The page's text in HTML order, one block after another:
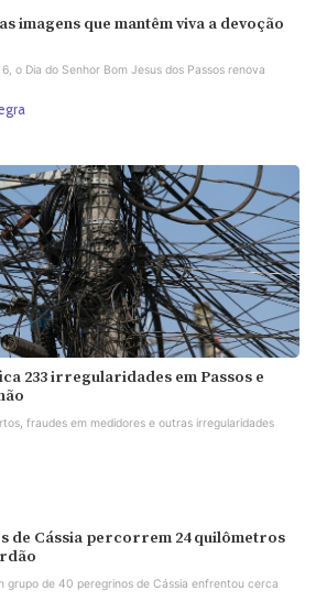
imagens que mantêm viva a devoção
o Dia do Senhor Bom Jesus dos Passos renova
233 irregularidades em Passos e
fraudes em medidores e outras irregularidades
de Cássia percorrem 24 quilômetros
grupo de 40 peregrinos de Cássia enfrentou cerca